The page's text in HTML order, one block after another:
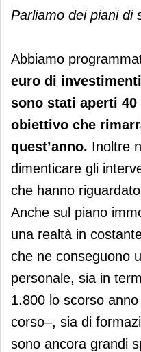
Parliamo dei piani di
Abbiamo
euro di
sono stati aperti
obiettivo che
quest’anno. Inoltre
dimenticare gli
che hanno
Anche sul piano
una realtà in
che ne conseguono
personale, sia in
1.800 lo scorso
corso–, sia di
sono ancora grandi